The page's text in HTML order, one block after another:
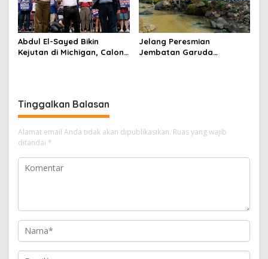
Abdul El-Sayed Bikin
Kejutan di Michigan, Calon
Jelang Peresmian
Jembatan Garuda
Tinggalkan Balasan
Alamat email Anda tidak akan dipublikasikan. Ruas yang wajib
ditandai *